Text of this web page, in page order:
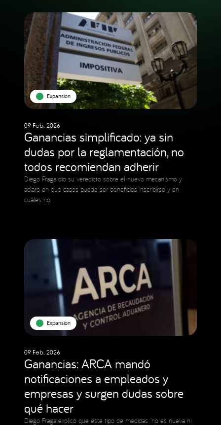
Expansion
09 Feb. 2026
Ganancias simplificado: ya sin
dudas por la reglamentación, no
todos recomiendan adherir
Diego Fraga dio su veredicto sobre el nuevo mecanismo y
aclaró en qué casos puede ser beneficios inscribirse y en
cuáles no
Expansion
09 Feb. 2026
Ganancias: ARCA mandó
notificaciones a empleados y
empresas y surgen dudas sobre
qué hacer
Diego Fraga explicó que este tipo de medidas “no es nueva ni